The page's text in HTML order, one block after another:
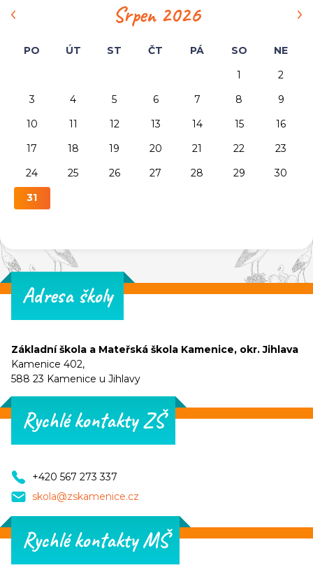
Srpen 2026
PO ÚT ST ČT PÁ SO
NE
1
2
3
4 5 6 7 8
9
10
11 12 13 14 15
16
17
18 19 20 21 22
23
24
25 26 27 28 29
30
31
Adresa školy
Základní škola a Mateřská škola Kamenice, okr. Jihlava
Kamenice 402,
588 23 Kamenice u Jihlavy
Rychlé kontakty ZŠ
+420 567 273 337
skola@zskamenice.cz
Rychlé kontakty MŠ